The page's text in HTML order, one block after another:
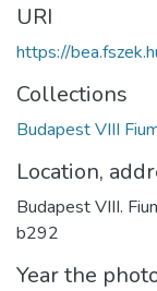
URI
https://
Collections
Budapest VIII
Location,
Budapest VIII.
b292
Year the